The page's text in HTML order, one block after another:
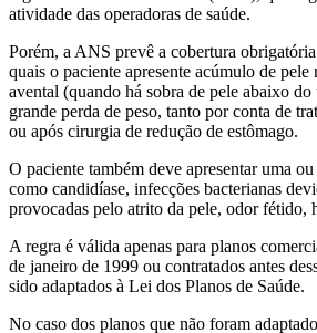
atividade das operadoras de saúde.
Porém, a ANS prevê a cobertura obrigatória
quais o paciente apresente acúmulo de
avental (quando há sobra de pele abaixo
grande perda de peso, tanto por conta de
ou após cirurgia de redução de estômago.
O paciente também deve apresentar uma
como candidíase, infecções bacterianas
provocadas pelo atrito da pele, odor fétido,
A regra é válida apenas para planos
de janeiro de 1999 ou contratados antes
sido adaptados à Lei dos Planos de Saúde.
No caso dos planos que não foram